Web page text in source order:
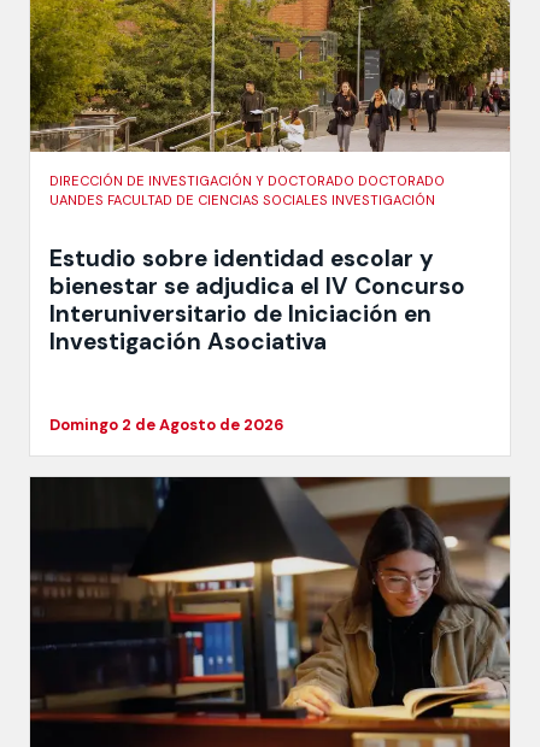
DIRECCIÓN DE INVESTIGACIÓN Y DOCTORADO DOCTORADO
UANDES FACULTAD DE CIENCIAS SOCIALES INVESTIGACIÓN
Estudio sobre identidad escolar y
bienestar se adjudica el IV Concurso
Interuniversitario de Iniciación en
Investigación Asociativa
Domingo 2 de Agosto de 2026